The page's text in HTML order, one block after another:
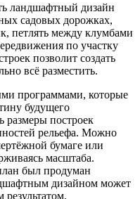
ландшафтный дизайн
садовых дорожках,
петлять между клумбами
по участку
позволит создать
всё разместить.
программами, которые
будущего
размеры построек
рельефа. Можно
бумаге или
масштаба.
был продуман
дизайном может
результатом.